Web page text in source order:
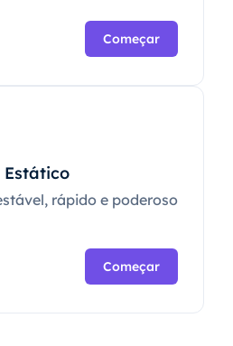
Começar
rápido e poderoso
Começar